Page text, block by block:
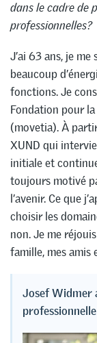
dans le cadre de
professionnelles?
J’ai 63 ans, je
beaucoup
fonctions. Je
Fondation pour
(movetia). À
XUND qui
initiale et
toujours motivé
l’avenir. Ce que
choisir les
non. Je me
famille, mes amis
Josef Widmer
professionnelle